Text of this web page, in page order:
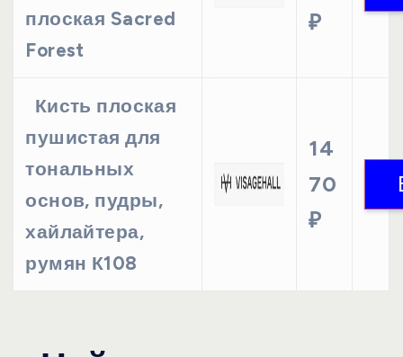
плоская Sacred
Forest
₽
Кисть плоская
пушистая для
тональных
основ, пудры,
хайлайтера,
румян К108
14
70
₽